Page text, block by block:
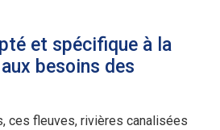
et spécifique à la
besoins des
ces fleuves, rivières canalisées